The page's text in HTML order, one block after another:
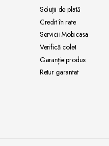
Soluții de plată
Creditîn rate
Servicii Mobicasa
Verifică colet
Garanțieprodus
Retur garantat